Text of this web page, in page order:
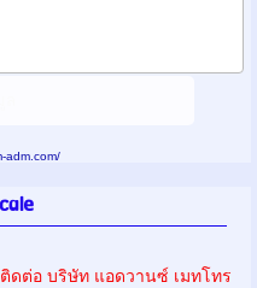
adm.com/
ดต่อ บริษัท แอดวานซ์ เมทโทร